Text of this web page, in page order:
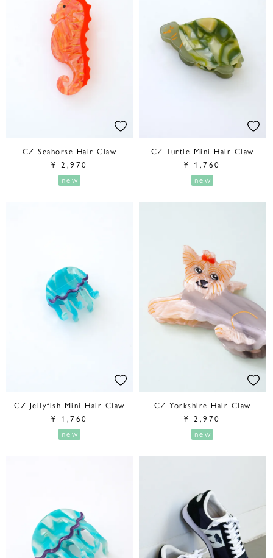
CZ Seahorse Hair Claw
¥ 2,970
new
CZ Turtle Mini Hair Claw
¥ 1,760
new
CZ Jellyfish Mini Hair Claw
¥ 1,760
new
CZ Yorkshire Hair Claw
¥ 2,970
new